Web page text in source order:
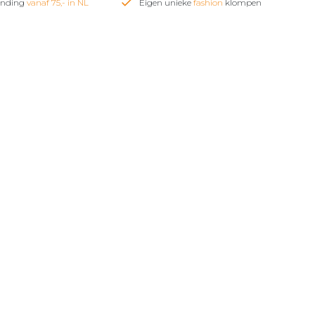
vanaf 75,- in NL Eigen unieke fashion klompen